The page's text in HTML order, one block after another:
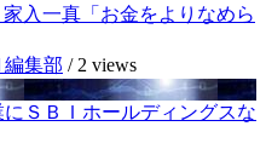
家入一真「お金をよりなめら
集部 / 2 views
ＳＢＩホールディングスな